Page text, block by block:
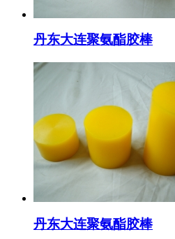
丹东大连聚氨酯胶棒
丹东大连聚氨酯胶棒